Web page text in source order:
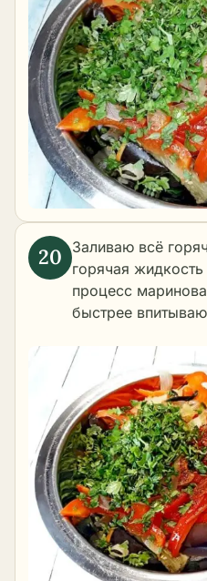
Заливаю всё
горячая жидкость
процесс
быстрее